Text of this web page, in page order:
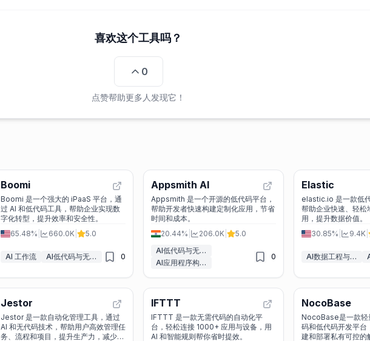
喜欢这个工具吗？
0
点赞帮助更多人发现它！
Boomi
Boomi 是一个强大的 iPaaS 平台，通
过 AI 和低代码工具，帮助企业实现数
字化转型，提升效率和安全性。
65.48%
660.0K 5.0
AI 工作流 AI低代码与无代码工具 0
Appsmith AI
Appsmith 是一个开源的低代码平台，
帮助开发者快速构建定制化应用，节省
时间和成本。
20.44%
206.0K
5.0
AI低代码与无代码工具
AI应用程序构建器
0
Elastic
elastic.io 是一款低
帮助企业快速、轻松
用，提升数据价值。
30.85%
9.4K
AI数据工程与ETL
Jestor
Jestor 是一款自动化管理工具，通过
AI 和无代码技术，帮助用户高效管理任
务、流程和项目，提升生产力，减少错
IFTTT
IFTTT 是一款无需代码的自动化平
台，轻松连接 1000+ 应用与设备，用
AI 和智能规则帮你省时提效。
NocoBase
NocoBase是一款轻
码和低代码开发平台
建和部署私有可控的